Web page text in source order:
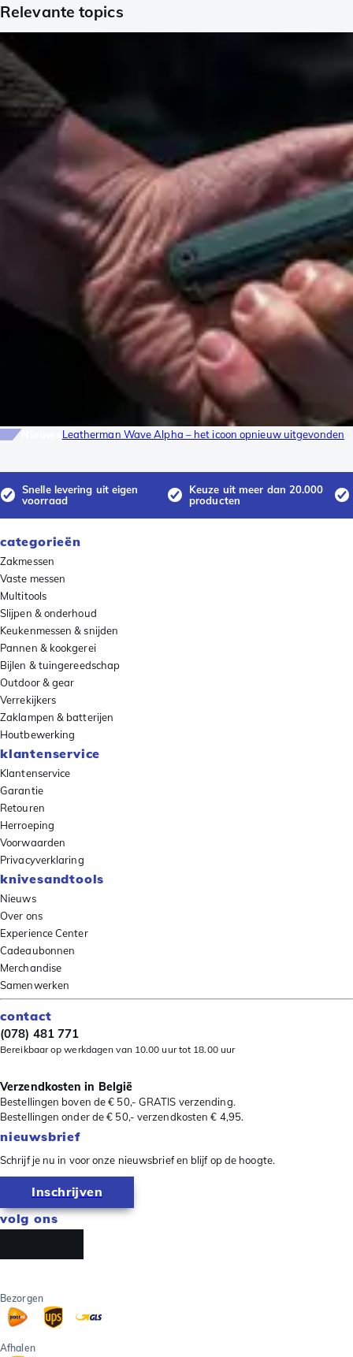
Relevante topics
Leatherman Wave Alpha – het icoon opnieuw uitgevonden
Snelle levering uit eigen
voorraad
Keuze uit meer dan 20.000
producten
categorieën
Zakmessen
Vaste messen
Multitools
Slijpen & onderhoud
Keukenmessen & snijden
Pannen & kookgerei
Bijlen & tuingereedschap
Outdoor & gear
Verrekijkers
Zaklampen & batterijen
Houtbewerking
klantenservice
Klantenservice
Garantie
Retouren
Herroeping
Voorwaarden
Privacyverklaring
knivesandtools
Nieuws
Over ons
Experience Center
Cadeaubonnen
Merchandise
Samenwerken
contact
(078) 481 771
Bereikbaar op werkdagen van 10.00 uur tot 18.00 uur
Verzendkosten in België
Bestellingen boven de € 50,- GRATIS verzending.
Bestellingen onder de € 50,- verzendkosten € 4,95.
nieuwsbrief
Schrijf je nu in voor onze nieuwsbrief en blijf op de hoogte.
Inschrijven
volg ons
Bezorgen
Afhalen